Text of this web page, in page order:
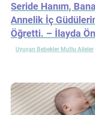
Seride Hanım,
Annelik İç
Öğretti. – İlayda
Uyuyan Bebekler Mutlu Aileler